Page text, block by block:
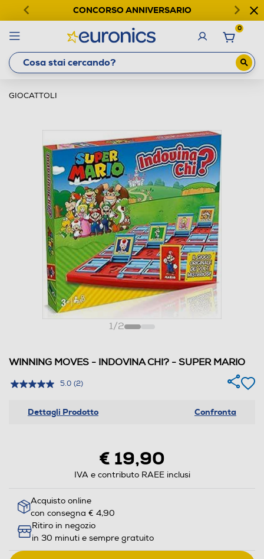
CONCORSO ANNIVERSARIO
0
GIOCATTOLI
1/2
WINNING MOVES - INDOVINA CHI? - SUPER MARIO
5.0 (2)
Dettagli Prodotto Confronta
€ 19,90
IVA e contributo RAEE inclusi
Acquisto online
con consegna € 4,90
Ritiro in negozio
in 30 minuti e sempre gratuito